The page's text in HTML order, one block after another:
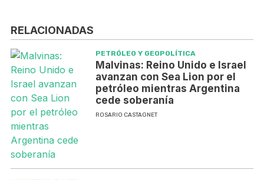
RELACIONADAS
PETRÓLEO Y GEOPOLÍTICA
Malvinas: Reino Unido e Israel
avanzan con Sea Lion por el
petróleo mientras Argentina
cede soberanía
ROSARIO CASTAGNET